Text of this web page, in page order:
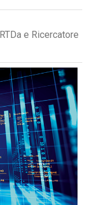
e Ricercatore